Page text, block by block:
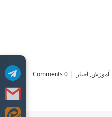
آموزش, اخبار |
0 Comments